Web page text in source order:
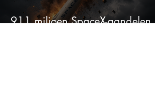
911 miljoen SpaceX-aandelen